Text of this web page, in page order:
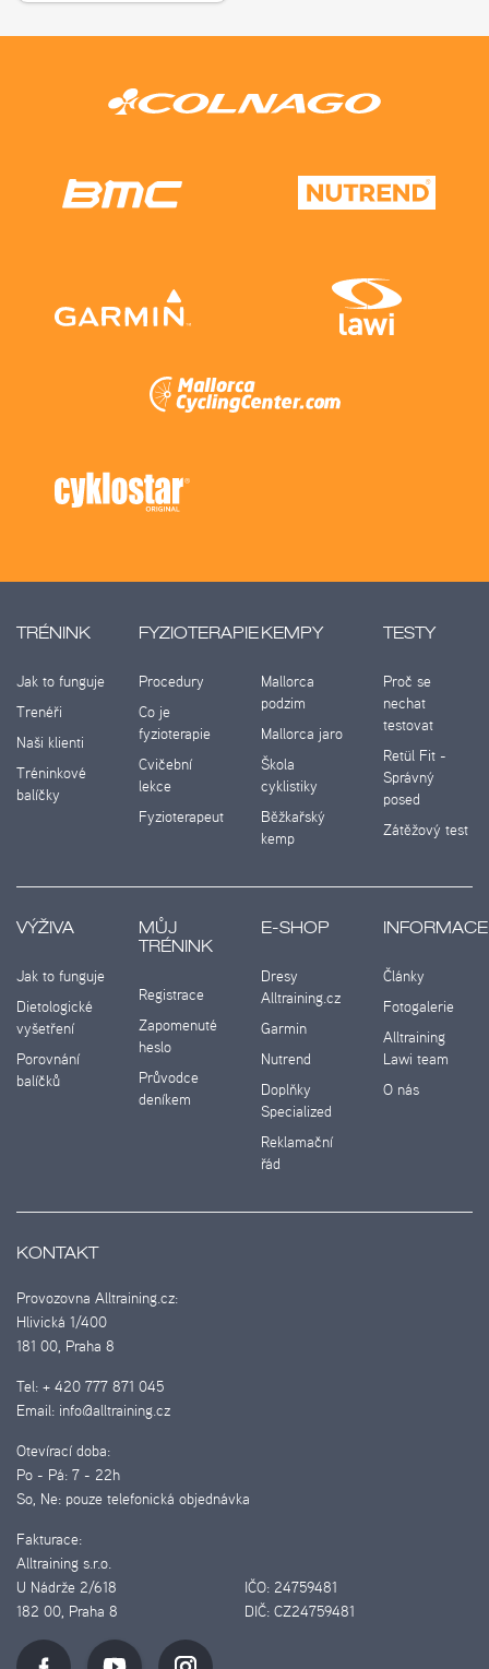
TRÉNINK
Jak to funguje
Trenéři
Naši klienti
Tréninkové
balíčky
FYZIOTERAPIE
Procedury
Co je
fyzioterapie
Cvičební
lekce
Fyzioterapeut
KEMPY
Mallorca
podzim
Mallorca jaro
Škola
cyklistiky
Běžkařský
kemp
TESTY
Proč se
nechat
testovat
Retül Fit -
Správný
posed
Zátěžový test
VÝŽIVA
Jak to funguje
Dietologické
vyšetření
Porovnání
balíčků
MŮJ
TRÉNINK
Registrace
Zapomenuté
heslo
Průvodce
deníkem
E-SHOP
Dresy
Alltraining.cz
Garmin
Nutrend
Doplňky
Specialized
Reklamační
řád
INFORMACE
Články
Fotogalerie
Alltraining
Lawi team
O nás
KONTAKT
Provozovna Alltraining.cz:
Hlivická 1/400
181 00, Praha 8
Tel: + 420 777 871 045
Email: info@alltraining.cz
Otevírací doba:
Po - Pá: 7 - 22h
So, Ne: pouze telefonická objednávka
Fakturace:
Alltraining s.r.o.
U Nádrže 2/618
IČO: 24759481
182 00, Praha 8
DIČ: CZ24759481